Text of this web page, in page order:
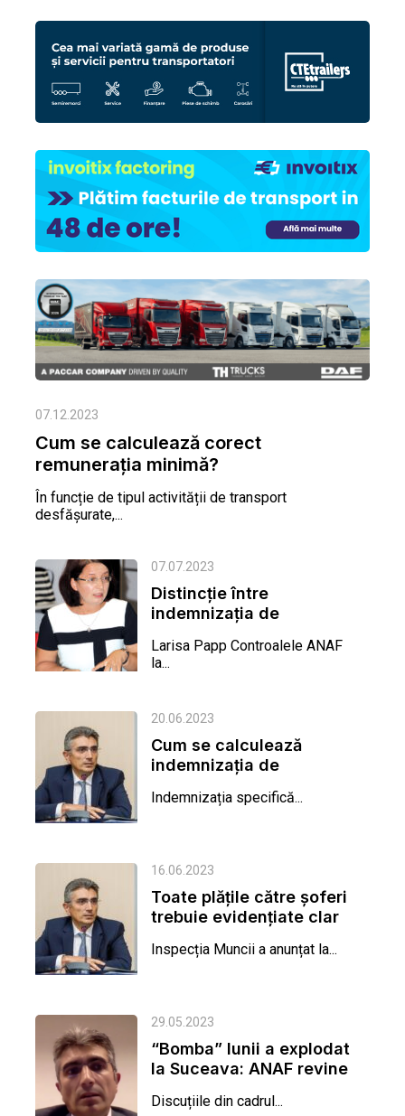
07.12.2023
Cum se calculează corect
remunerația minimă?
În funcție de tipul activității de transport
desfășurate,...
07.07.2023
Distincție între
indemnizația de
transport,...
Larisa Papp Controalele ANAF
la...
20.06.2023
Cum se calculează
indemnizația de
Indemnizația specifică...
16.06.2023
Toate plățile către șoferi
trebuie evidențiate clar
Inspecția Muncii a anunțat la...
29.05.2023
“Bomba” lunii a explodat
la Suceava: ANAF revine
Discuțiile din cadrul...